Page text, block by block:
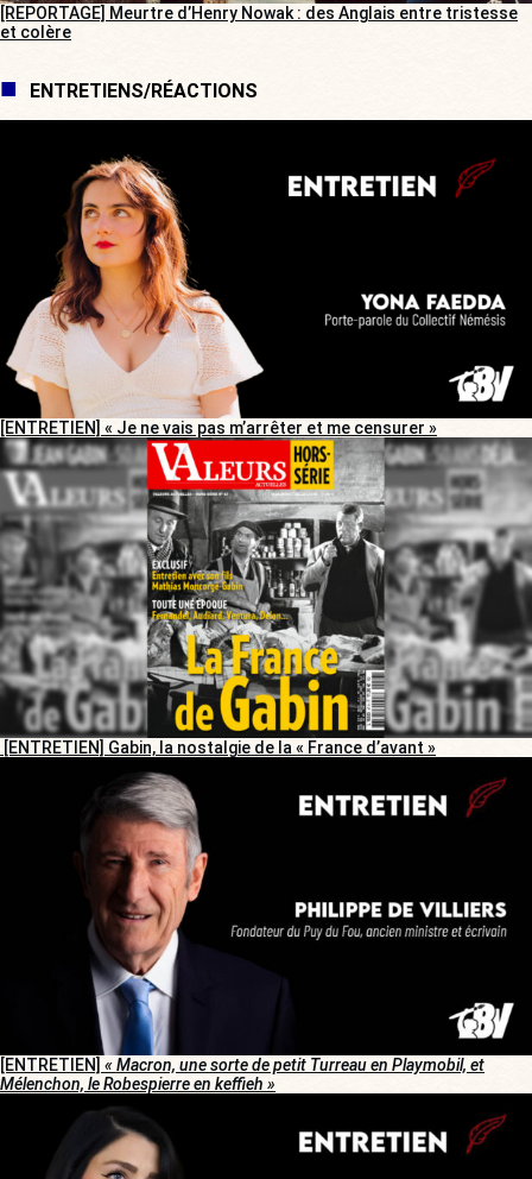
[REPORTAGE] Meurtre d’Henry Nowak : des Anglais entre tristesse
et colère
ENTRETIENS/RÉACTIONS
[ENTRETIEN] « Je ne vais pas m’arrêter et me censurer »
[ENTRETIEN] Gabin, la nostalgie de la « France d’avant »
[ENTRETIEN] « Macron, une sorte de petit Turreau en Playmobil, et
Mélenchon, le Robespierre en keffieh »